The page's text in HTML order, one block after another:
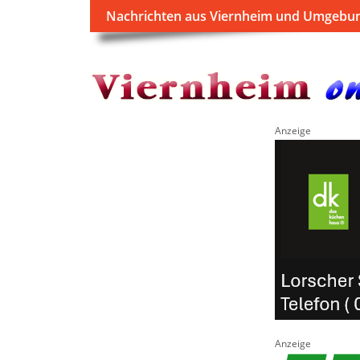
Nachrichten aus Viernheim und
Anzeige
Anzeige